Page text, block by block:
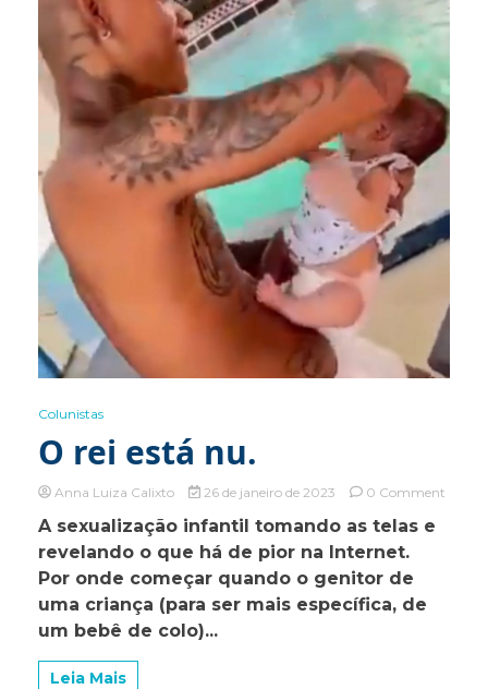
Colunistas
O rei está nu.
Anna Luiza Calixto 26 de janeiro de 2023 0 Commenton
A sexualização infantil tomando as telas e
revelando o que há de pior na Internet.
Por onde começar quando o genitor de
uma criança (para ser mais específica, de
um bebê de colo)...
Leia Mais